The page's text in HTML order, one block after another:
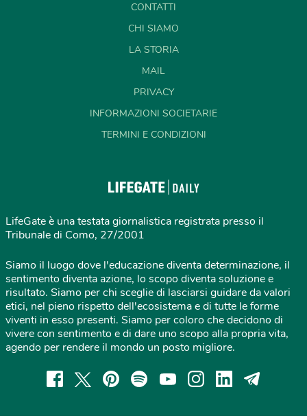
CONTATTI
CHI SIAMO
LA STORIA
MAIL
PRIVACY
INFORMAZIONI SOCIETARIE
TERMINI E CONDIZIONI
LifeGate è una testata giornalistica registrata presso il
Tribunale di Como, 27/2001
Siamo il luogo dove l'educazione diventa determinazione, il
sentimento diventa azione, lo scopo diventa soluzione e
risultato. Siamo per chi sceglie di lasciarsi guidare da valori
etici, nel pieno rispetto dell'ecosistema e di tutte le forme
viventi in esso presenti. Siamo per coloro che decidono di
vivere con sentimento e di dare uno scopo alla propria vita,
agendo per rendere il mondo un posto migliore.